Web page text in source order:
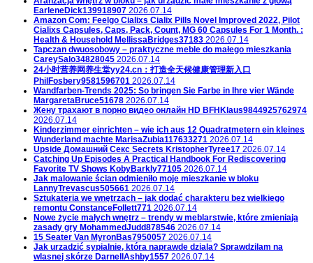
EarleneDick139918907 2026.07.14
Amazon Com: Feelgo Cialixs Cialix Pills Novel Improved 2022, Pilot
Cialixs Capsules, Caps, Pack, Count, MG 60 Capsules For 1 Month. :
Health & Household MellissaBridges37183 2026.07.14
Tapczan dwuosobowy – praktyczne meble do małego mieszkania
CareySalo34828045 2026.07.14
24小时营养网养生堂yy24.cn：打造全天候健康管理新入口
PhilFosbery9581596701 2026.07.14
Wandfarben-Trends 2025: So bringen Sie Farbe in Ihre vier Wände
MargaretaBruce51678 2026.07.14
Жену трахают в порно видео онлайн HD BFHKlaus9844925762974
2026.07.14
Kinderzimmer einrichten – wie ich aus 12 Quadratmetern ein kleines
Wunderland machte MarisaZubia117633271 2026.07.14
Upside Домашний Секс Secrets KristopherTyree17 2026.07.14
Catching Up Episodes A Practical Handbook For Rediscovering
Favorite TV Shows KobyBarkly77105 2026.07.14
Jak malowanie ścian odmieniło moje mieszkanie w bloku
LannyTrevascus505661 2026.07.14
Sztukateria we wnętrzach – jak dodać charakteru bez wielkiego
remontu ConstanceFollett771 2026.07.14
Nowe życie małych wnętrz – trendy w meblarstwie, które zmieniają
zasady gry MohammedJudd878546 2026.07.14
15 Seater Van MyronBas7950057 2026.07.14
Jak urzadzić sypialnie, która naprawde dziala? Sprawdzilam na
wlasnej skórze DarnellAshby1557 2026.07.14